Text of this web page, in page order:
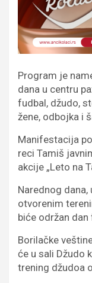
Program je
dana u centru
fudbal, džudo,
žene, odbojka i
Manifestacija
reci Tamiš
akcije „Leto na
Narednog dana,
otvorenim
biće održan dan
Borilačke
će u sali Džudo
trening džudoa